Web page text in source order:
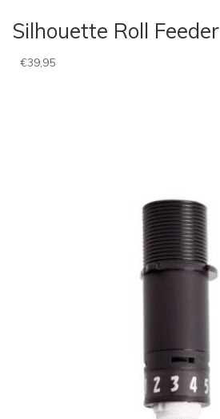
Silhouette Roll Feeder
€39,95